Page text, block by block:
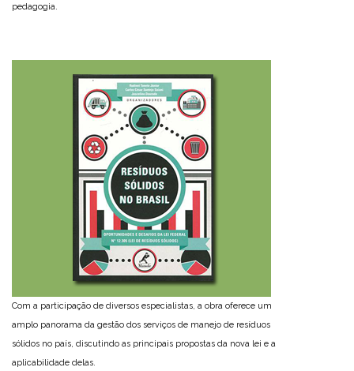
pedagogia.
Com a participação de diversos especialistas, a obra oferece um
amplo panorama da gestão dos serviços de manejo de resíduos
sólidos no país, discutindo as principais propostas da nova lei e a
aplicabilidade delas.